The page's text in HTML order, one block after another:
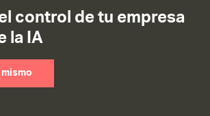
control de tu empresa
la IA
mismo